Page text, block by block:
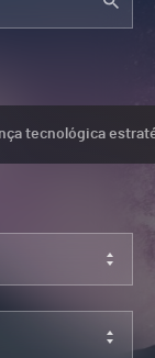
tecnológica